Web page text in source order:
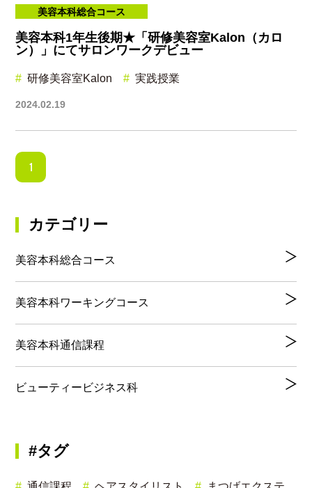
美容本科総合コース
美容本科1年生後期★「研修美容室Kalon（カロ
ン）」にてサロンワークデビュー
研修美容室Kalon 実践授業
2024.02.19
1
カテゴリー
美容本科総合コース
美容本科ワーキングコース
美容本科通信課程
ビューティービジネス科
#タグ